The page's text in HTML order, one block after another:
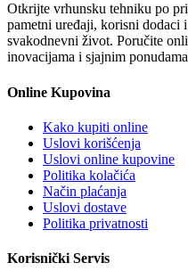
Otkrijte vrhunsku tehniku po
pametni uređaji, korisni dodaci
svakodnevni život. Poručite
inovacijama i sjajnim
Online Kupovina
Kako kupiti online
Uslovi korišćenja
Uslovi online kupovine
Politika kolačića
Način plaćanja
Uslovi dostave
Politika privatnosti
Korisnički Servis